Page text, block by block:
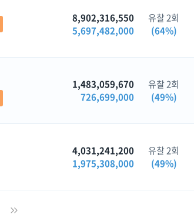
8,902,316,550
5,697,482,000
유찰 2회
(64%)
1,483,059,670
726,699,000
유찰 2회
(49%)
4,031,241,200
1,975,308,000
유찰 2회
(49%)